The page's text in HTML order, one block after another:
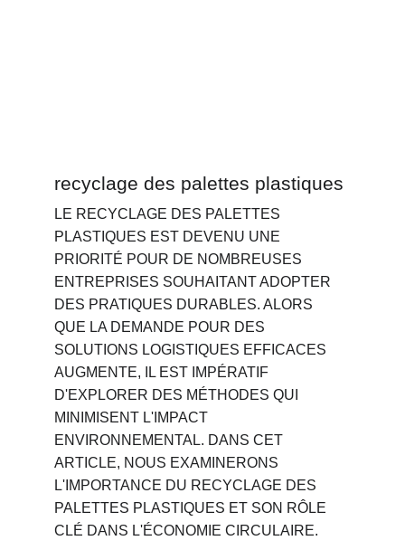
recyclage des palettes plastiques
LE RECYCLAGE DES PALETTES
PLASTIQUES EST DEVENU UNE
PRIORITÉ POUR DE NOMBREUSES
ENTREPRISES SOUHAITANT ADOPTER
DES PRATIQUES DURABLES. ALORS
QUE LA DEMANDE POUR DES
SOLUTIONS LOGISTIQUES EFFICACES
AUGMENTE, IL EST IMPÉRATIF
D'EXPLORER DES MÉTHODES QUI
MINIMISENT L'IMPACT
ENVIRONNEMENTAL. DANS CET
ARTICLE, NOUS EXAMINERONS
L'IMPORTANCE DU RECYCLAGE DES
PALETTES PLASTIQUES ET SON RÔLE
CLÉ DANS L'ÉCONOMIE CIRCULAIRE.